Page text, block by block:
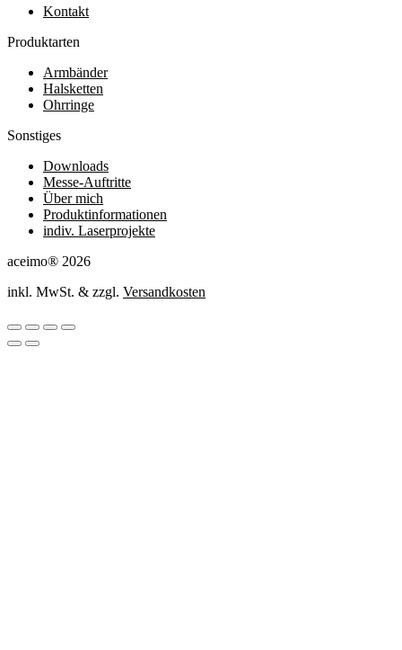
Kontakt
Produktarten
Armbänder
Halsketten
Ohrringe
Sonstiges
Downloads
Messe-Auftritte
Über mich
Produktinformationen
indiv. Laserprojekte
aceimo® 2026
inkl. MwSt. & zzgl. Versandkosten